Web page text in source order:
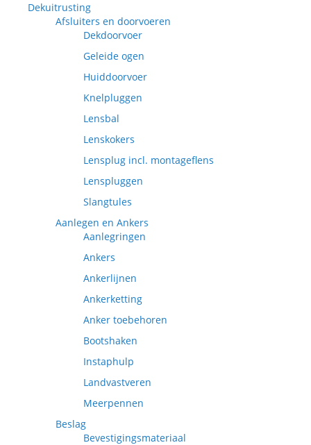
Dekuitrusting
Afsluiters en doorvoeren
Dekdoorvoer
Geleide ogen
Huiddoorvoer
Knelpluggen
Lensbal
Lenskokers
Lensplug incl. montageflens
Lenspluggen
Slangtules
Aanlegen en Ankers
Aanlegringen
Ankers
Ankerlijnen
Ankerketting
Anker toebehoren
Bootshaken
Instaphulp
Landvastveren
Meerpennen
Beslag
Bevestigingsmateriaal